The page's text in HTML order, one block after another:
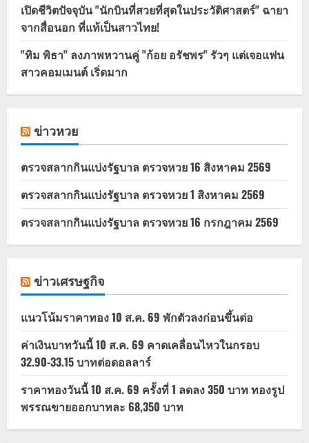
เปิดชีวิตปัจจุบัน "นักบินที่สวยที่สุดในประวัติศาสตร์" ฉายา
จากสื่อนอก ที่แท้เป็นสาวไทย!
"ทิม พิธา" ลงภาพหวานคู่ "ก้อย อรัชพร" รัวๆ แต่เจอแฟน
สาวคอมเมนต์ เริ่ดมาก
ข่าวหวย
ตรวจสลากกินแบ่งรัฐบาล ตรวจหวย 16 สิงหาคม 2569
ตรวจสลากกินแบ่งรัฐบาล ตรวจหวย 1 สิงหาคม 2569
ตรวจสลากกินแบ่งรัฐบาล ตรวจหวย 16 กรกฎาคม 2569
ข่าวเศรษฐกิจ
แนวโน้มราคาทอง 10 ส.ค. 69 พักตัวลงก่อนขึ้นต่อ
ค่าเงินบาทวันนี้ 10 ส.ค. 69 คาดเคลื่อนไหวในกรอบ
32.90-33.15 บาทต่อดอลลาร์
ราคาทองวันนี้ 10 ส.ค. 69 ครั้งที่ 1 ลดลง 350 บาท ทองรูป
พรรณขายออกบาทละ 68,350 บาท